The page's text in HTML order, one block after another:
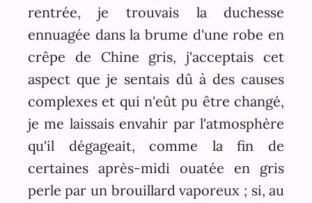
rentrée, je trouvais la duchesse
ennuagée dans la brume d'une robe en
crêpe de Chine gris, j'acceptais cet
aspect que je sentais dû à des causes
complexes et qui n'eût pu être changé,
je me laissais envahir par l'atmosphère
qu'il dégageait, comme la fin de
certaines après-midi ouatée en gris
perle par un brouillard vaporeux ; si, au